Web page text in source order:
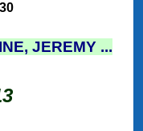
JEREMY ...